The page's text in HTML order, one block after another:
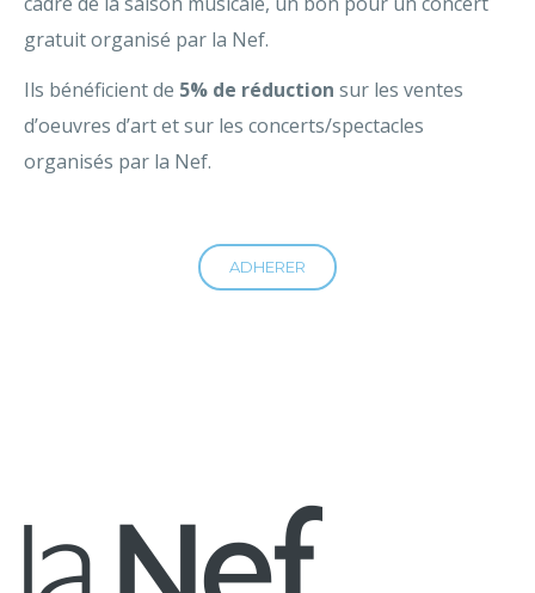
gratuit organisé par la Nef.
Ils bénéficient de 5% de réduction sur les ventes
d’oeuvres d’art et sur les concerts/spectacles
organisés par la Nef.
ADHERER